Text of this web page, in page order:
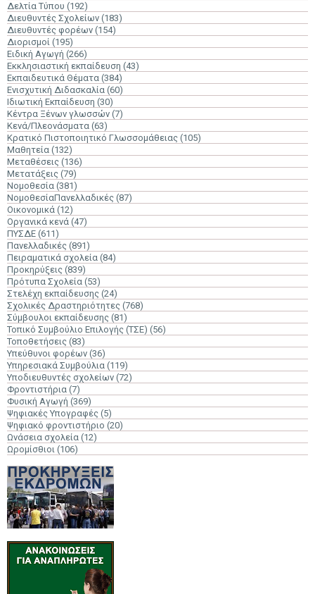
Δελτία Τύπου (192)
Διευθυντές Σχολείων (183)
Διευθυντές φορέων (154)
Διορισμοί (195)
Ειδική Αγωγή (266)
Εκκλησιαστική εκπαίδευση (43)
Εκπαιδευτικά Θέματα (384)
Ενισχυτική Διδασκαλία (60)
Ιδιωτική Εκπαίδευση (30)
Κέντρα Ξένων γλωσσών (7)
Κενά/Πλεονάσματα (63)
Κρατικό Πιστοποιητικό Γλωσσομάθειας (105)
Μαθητεία (132)
Μεταθέσεις (136)
Μετατάξεις (79)
Νομοθεσία (381)
ΝομοθεσίαΠανελλαδικές (87)
Οικονομικά (12)
Οργανικά κενά (47)
ΠΥΣΔΕ (611)
Πανελλαδικές (891)
Πειραματικά σχολεία (84)
Προκηρύξεις (839)
Πρότυπα Σχολεία (53)
Στελέχη εκπαίδευσης (24)
Σχολικές Δραστηριότητες (768)
Σύμβουλοι εκπαίδευσης (81)
Τοπικό Συμβούλιο Επιλογής (ΤΣΕ) (56)
Τοποθετήσεις (83)
Υπεύθυνοι φορέων (36)
Υπηρεσιακά Συμβούλια (119)
Υποδιευθυντές σχολείων (72)
Φροντιστήρια (7)
Φυσική Αγωγή (369)
Ψηφιακές Υπογραφές (5)
Ψηφιακό φροντιστήριο (20)
Ωνάσεια σχολεία (12)
Ωρομίσθιοι (106)